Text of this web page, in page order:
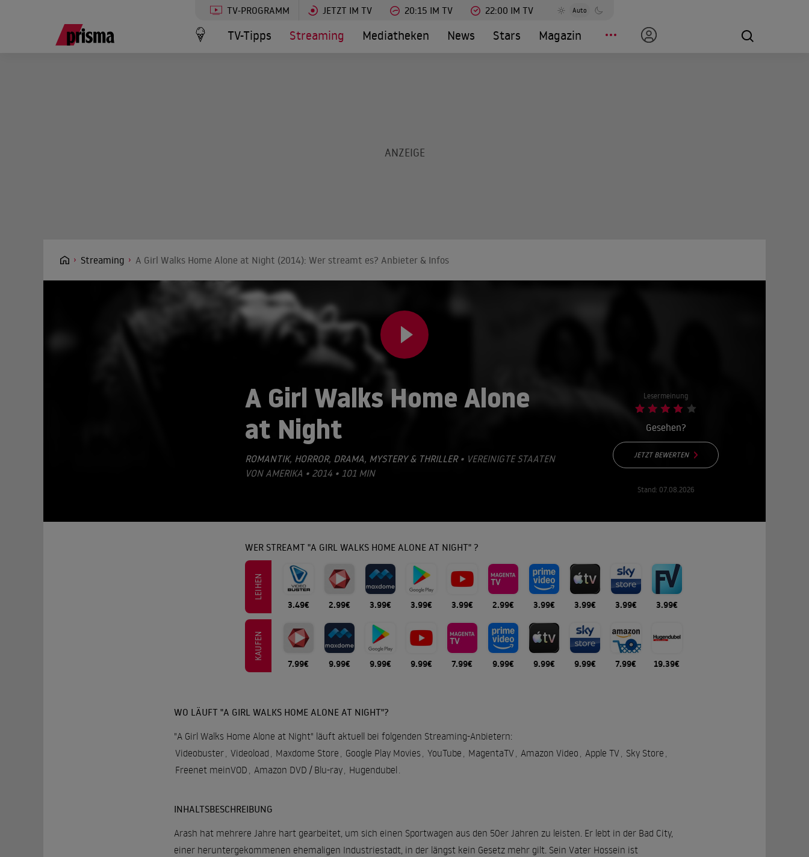
TV-PROGRAMM JETZT IM TV 20:15 IM TV 22:00 IM TV Auto
TV-Tipps Streaming Mediatheken News Stars Magazin
Streaming A Girl Walks Home Alone at Night (2014): Wer streamt es? Anbieter & Infos
A Girl Walks Home Alone
at Night
ROMANTIK, HORROR, DRAMA, MYSTERY & THRILLER• VEREINIGTE STAATEN
VON AMERIKA • 2014 • 101 MIN
Lesermeinung
Gesehen?
JETZT BEWERTEN
Stand: 07.08.2026
WER STREAMT "A GIRL WALKS HOME ALONE AT NIGHT" ?
LEIHEN
3.49€ 2.99€ 3.99€ 3.99€ 3.99€ 2.99€ 3.99€ 3.99€ 3.99€ 3.99€
KAUFEN
7.99€ 9.99€ 9.99€ 9.99€ 7.99€ 9.99€ 9.99€ 9.99€ 7.99€ 19.39€
WO LÄUFT "A GIRL WALKS HOME ALONE AT NIGHT"?
"A Girl Walks Home Alone at Night" läuft aktuell bei folgenden Streaming-Anbietern:
Videobuster, Videoload , Maxdome Store , Google Play Movies, YouTube , MagentaTV, Amazon Video , Apple TV, Sky Store ,
Freenet meinVOD , Amazon DVD / Blu-ray, Hugendubel .
INHALTSBESCHREIBUNG
Arash hat mehrere Jahre hart gearbeitet, um sich einen Sportwagen aus den 50er Jahren zu leisten. Er lebt in der Bad City,
einer heruntergekommenen ehemaligen Industriestadt, in der längst kein Gesetz mehr gilt. Sein Vater Hossein ist